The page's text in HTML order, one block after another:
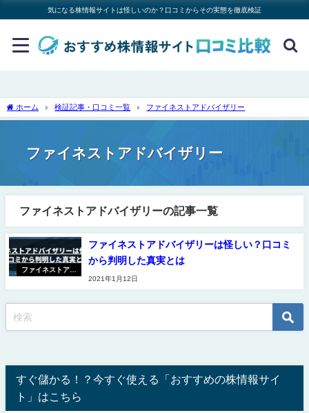
気になる株情報サイトは怪しいのか？口コミからその実態を徹底検証
ホーム 検証記事・口コミ一覧 ファイネストアドバイザリー
ファイネストアドバイザリー
ファイネストアドバイザリーの記事一覧
ファイネストアド
ファイネストアドバイザリーは怪しい？口コミ
から判明した真実とは
2021年1月12日
すぐ儲かる！？今すぐ使える「おすすめの株情報サイ
ト」はこちら